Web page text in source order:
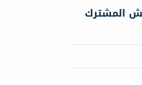
المشترك